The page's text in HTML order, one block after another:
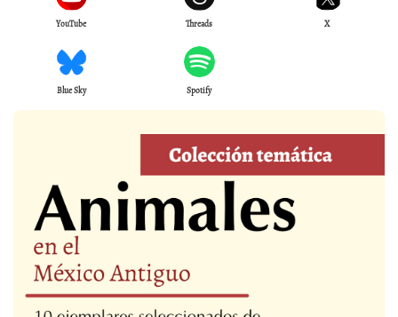
YouTube Threads X
Blue Sky Spotify